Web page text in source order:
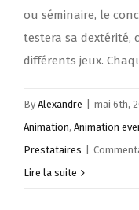
ou séminaire, le
testera sa dextérité,
différents jeux.
By Alexandre mai 6th,
Animation, Animation
Prestataires
Lire la suite